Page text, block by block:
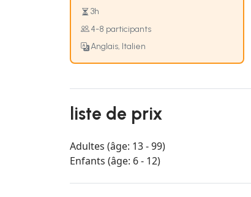
3h
4-8 participants
Anglais, Italien
liste de prix
Adultes (âge: 13 - 99)
Enfants (âge: 6 - 12)